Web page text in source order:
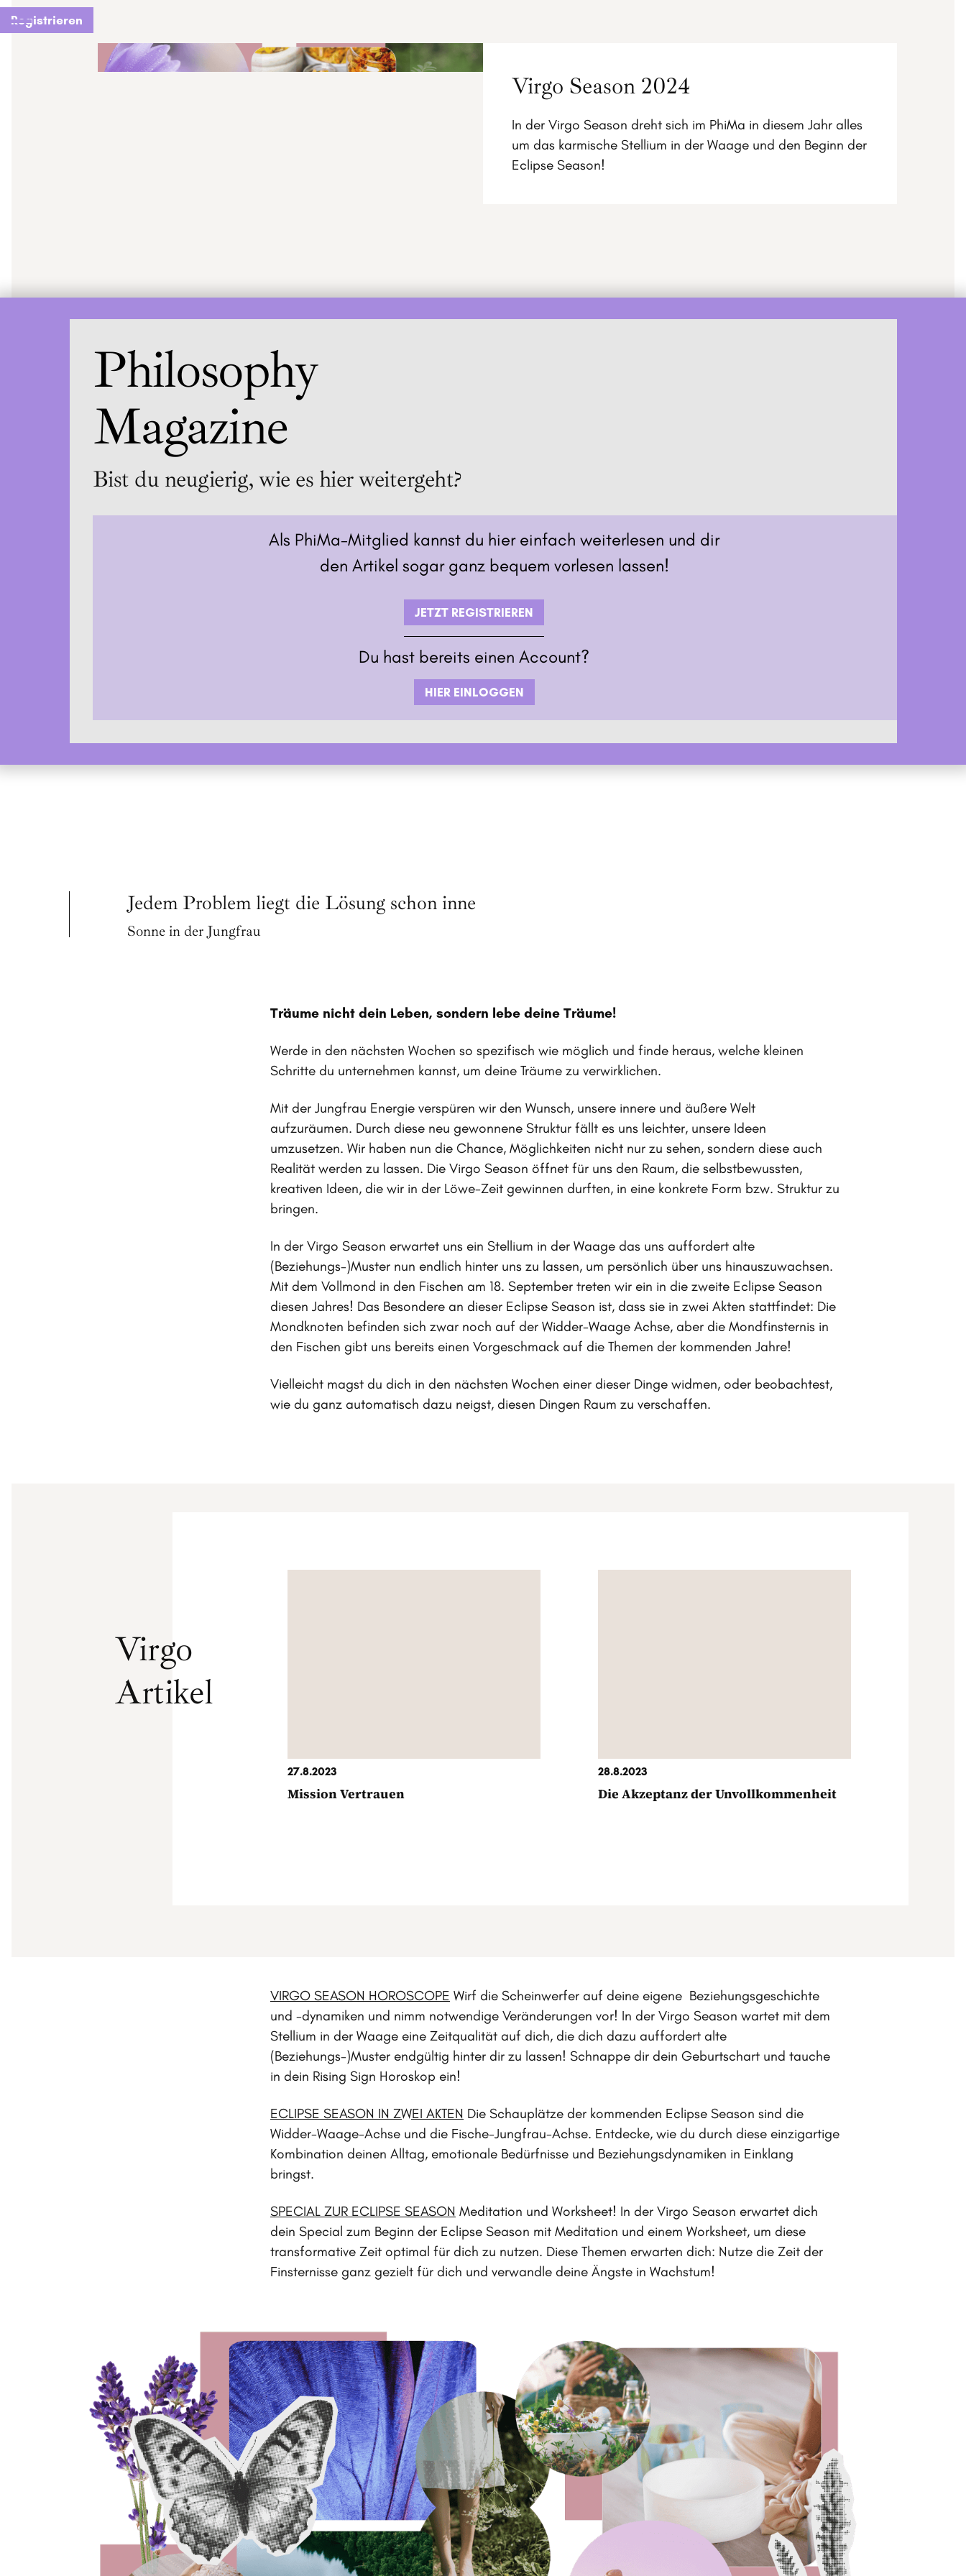
Registrieren
Virgo Season 2024
In der Virgo Season dreht sich im PhiMa in diesem Jahr alles
um das karmische Stellium in der Waage und den Beginn der
Eclipse Season!
Philosophy
Magazine
Bist du neugierig, wie es hier weitergeht?
Als PhiMa-Mitglied kannst du hier einfach weiterlesen und dir
den Artikel sogar ganz bequem vorlesen lassen!
JETZT REGISTRIEREN
Du hast bereits einen Account?
HIER EINLOGGEN
Jedem Problem liegt die Lösung schon inne
Sonne in der Jungfrau
Träume nicht dein Leben, sondern lebe deine Träume!
Werde in den nächsten Wochen so spezifisch wie möglich und finde heraus, welche kleinen
Schritte du unternehmen kannst, um deine Träume zu verwirklichen.
Mit der Jungfrau Energie verspüren wir den Wunsch, unsere innere und äußere Welt
aufzuräumen. Durch diese neu gewonnene Struktur fällt es uns leichter, unsere Ideen
umzusetzen. Wir haben nun die Chance, Möglichkeiten nicht nur zu sehen, sondern diese auch
Realität werden zu lassen. Die Virgo Season öffnet für uns den Raum, die selbstbewussten,
kreativen Ideen, die wir in der Löwe-Zeit gewinnen durften, in eine konkrete Form bzw. Struktur zu
bringen.
In der Virgo Season erwartet uns ein Stellium in der Waage das uns auffordert alte
(Beziehungs-)Muster nun endlich hinter uns zu lassen, um persönlich über uns hinauszuwachsen.
Mit dem Vollmond in den Fischen am 18. September treten wir ein in die zweite Eclipse Season
diesen Jahres! Das Besondere an dieser Eclipse Season ist, dass sie in zwei Akten stattfindet: Die
Mondknoten befinden sich zwar noch auf der Widder-Waage Achse, aber die Mondfinsternis in
den Fischen gibt uns bereits einen Vorgeschmack auf die Themen der kommenden Jahre!
Vielleicht magst du dich in den nächsten Wochen einer dieser Dinge widmen, oder beobachtest,
wie du ganz automatisch dazu neigst, diesen Dingen Raum zu verschaffen.
Virgo
Artikel
27.8.2023
Mission Vertrauen
28.8.2023
Die Akzeptanz der Unvollkommenheit
VIRGO SEASON HOROSCOPE Wirf die Scheinwerfer auf deine eigene Beziehungsgeschichte
und -dynamiken und nimm notwendige Veränderungen vor! In der Virgo Season wartet mit dem
Stellium in der Waage eine Zeitqualität auf dich, die dich dazu auffordert alte
(Beziehungs-)Muster endgültig hinter dir zu lassen! Schnappe dir dein Geburtschart und tauche
in dein Rising Sign Horoskop ein!
ECLIPSE SEASON IN ZWEI AKTEN Die Schauplätze der kommenden Eclipse Season sind die
Widder-Waage-Achse und die Fische-Jungfrau-Achse. Entdecke, wie du durch diese einzigartige
Kombination deinen Alltag, emotionale Bedürfnisse und Beziehungsdynamiken in Einklang
bringst.
SPECIAL ZUR ECLIPSE SEASON Meditation und Worksheet! In der Virgo Season erwartet dich
dein Special zum Beginn der Eclipse Season mit Meditation und einem Worksheet, um diese
transformative Zeit optimal für dich zu nutzen. Diese Themen erwarten dich: Nutze die Zeit der
Finsternisse ganz gezielt für dich und verwandle deine Ängste in Wachstum!